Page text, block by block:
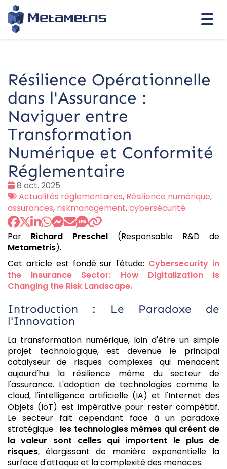
Résilience Opérationnelle
dans l'Assurance :
Naviguer entre
Transformation
Numérique et Conformité
Réglementaire
Date
:
8 oct. 2025
Tags
:
Actualités réglementaires, Résilience numérique,
assurances, riskmanagement,cybersécurité
Par Richard Preschel (Responsable R&D de
Metametris).
Cet article est fondé sur l'étude: Cybersecurity in
the Insurance Sector: How Digitalization is
Changing the Risk Landscape.
Introduction : Le Paradoxe de
l'Innovation
La transformation numérique, loin d'être un simple
projet technologique, est devenue le principal
catalyseur de risques complexes qui menacent
aujourd'hui la résilience même du secteur de
l'assurance. L'adoption de technologies comme le
cloud, l'intelligence artificielle (IA) et l'Internet des
Objets (IoT) est impérative pour rester compétitif.
Le secteur fait cependant face à un paradoxe
stratégique : les technologies mêmes qui créent de
la valeur sont celles qui importent le plus de
risques, élargissant de manière exponentielle la
surface d'attaque et la complexité des menaces.